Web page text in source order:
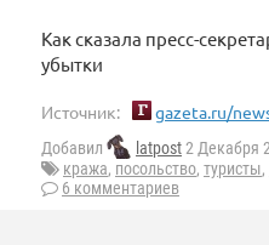
Как сказала пресс-
убытки
Источник: gazeta.ru/
Добавил latpost2 Декабря
кража, посольство, туристы,
6 комментариев